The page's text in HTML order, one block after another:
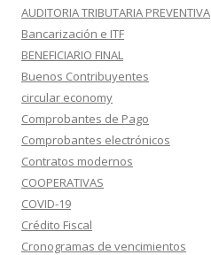
AUDITORIA TRIBUTARIA PREVENTIVA
Bancarización e ITF
BENEFICIARIO FINAL
Buenos Contribuyentes
circular economy
Comprobantes de Pago
Comprobantes electrónicos
Contratos modernos
COOPERATIVAS
COVID-19
Crédito Fiscal
Cronogramas de vencimientos